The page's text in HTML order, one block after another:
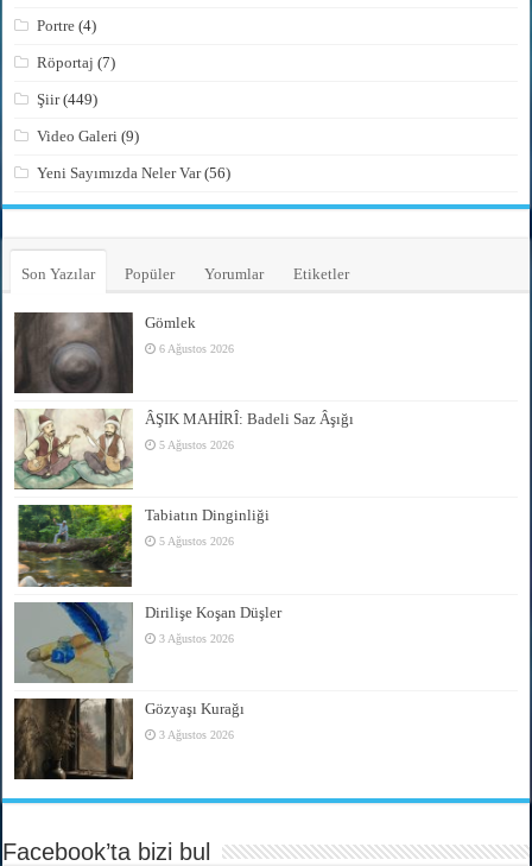
Portre (4)
Röportaj (7)
Şiir(449)
Video Galeri (9)
Yeni Sayımızda Neler Var(56)
Son Yazılar Popüler Yorumlar Etiketler
Gömlek
6 Ağustos 2026
ÂŞIK MAHİRÎ: Badeli Saz Âşığı
5 Ağustos 2026
Tabiatın Dinginliği
5 Ağustos 2026
Dirilişe Koşan Düşler
3 Ağustos 2026
Gözyaşı Kurağı
3 Ağustos 2026
Facebook’ta bizi bul